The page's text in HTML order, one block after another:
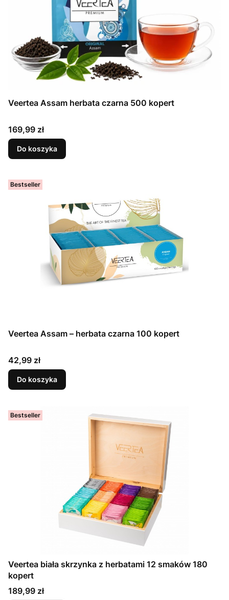
Veertea Assam herbata czarna 500 kopert
Cena
169,99 zł
Do koszyka
Bestseller
Veertea Assam – herbata czarna 100 kopert
Cena
42,99 zł
Do koszyka
Bestseller
Veertea biała skrzynka z herbatami 12 smaków 180
kopert
Cena
189,99 zł